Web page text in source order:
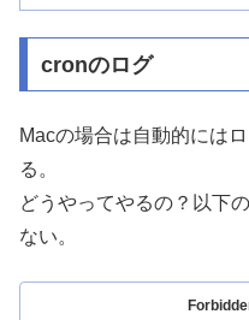
cronのログ
Macの場合は自動的には
る。
どうやってやるの？以下
ない。